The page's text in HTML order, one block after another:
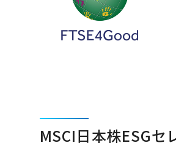
MSCI日本株ESGセ